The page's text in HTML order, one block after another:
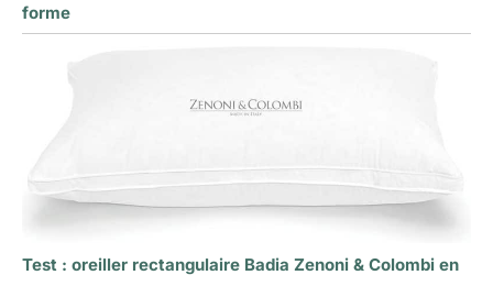
forme
Test : oreiller rectangulaire Badia Zenoni & Colombi en